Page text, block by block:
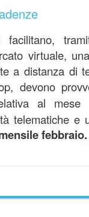
virtuale,
a distanza di
devono
al mese
telematiche e
febbraio.